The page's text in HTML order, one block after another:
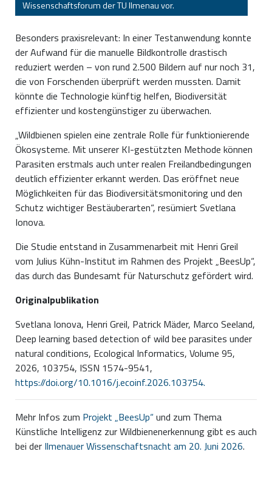
Wissenschaftsforum der TU Ilmenau vor.
Besonders praxisrelevant: In einer Testanwendung konnte
der Aufwand für die manuelle Bildkontrolle drastisch
reduziert werden – von rund 2.500 Bildern auf nur noch 31,
die von Forschenden überprüft werden mussten. Damit
könnte die Technologie künftig helfen, Biodiversität
effizienter und kostengünstiger zu überwachen.
„Wildbienen spielen eine zentrale Rolle für funktionierende
Ökosysteme. Mit unserer KI-gestützten Methode können
Parasiten erstmals auch unter realen Freilandbedingungen
deutlich effizienter erkannt werden. Das eröffnet neue
Möglichkeiten für das Biodiversitätsmonitoring und den
Schutz wichtiger Bestäuberarten“, resümiert Svetlana
Ionova.
Die Studie entstand in Zusammenarbeit mit Henri Greil
vom Julius Kühn-Institut im Rahmen des Projekt „BeesUp“,
das durch das Bundesamt für Naturschutz gefördert wird.
Originalpublikation
Svetlana Ionova, Henri Greil, Patrick Mäder, Marco Seeland,
Deep learning based detection of wild bee parasites under
natural conditions, Ecological Informatics, Volume 95,
2026, 103754, ISSN 1574-9541,
https://doi.org/10.1016/j.ecoinf.2026.103754.
Mehr Infos zum Projekt „BeesUp“und zum Thema
Künstliche Intelligenz zur Wildbienenerkennung gibt es auch
bei der Ilmenauer Wissenschaftsnacht am 20. Juni 2026.